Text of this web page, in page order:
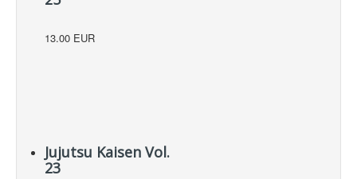
13.00 EUR
Jujutsu Kaisen Vol.
23